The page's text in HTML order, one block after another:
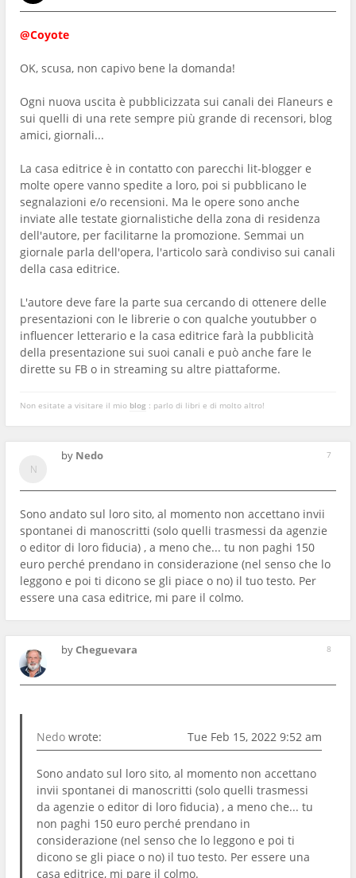
@Coyote
OK, scusa, non capivo bene la domanda!
Ogni nuova uscita è pubblicizzata sui canali dei Flaneurs e
sui quelli di una rete sempre più grande di recensori, blog
amici, giornali...
La casa editrice è in contatto con parecchi lit-blogger e
molte opere vanno spedite a loro, poi si pubblicano le
segnalazioni e/o recensioni. Ma le opere sono anche
inviate alle testate giornalistiche della zona di residenza
dell'autore, per facilitarne la promozione. Semmai un
giornale parla dell'opera, l'articolo sarà condiviso sui canali
della casa editrice.
L'autore deve fare la parte sua cercando di ottenere delle
presentazioni con le librerie o con qualche youtubber o
influencer letterario e la casa editrice farà la pubblicità
della presentazione sui suoi canali e può anche fare le
dirette su FB o in streaming su altre piattaforme.
Non esitate a visitare il mio blog : parlo di libri e di molto altro!
7
by Nedo
Sono andato sul loro sito, al momento non accettano invii
spontanei di manoscritti (solo quelli trasmessi da agenzie
o editor di loro fiducia) , a meno che... tu non paghi 150
euro perché prendano in considerazione (nel senso che lo
leggono e poi ti dicono se gli piace o no) il tuo testo. Per
essere una casa editrice, mi pare il colmo.
8
byCheguevara
Nedo wrote: Tue Feb 15, 2022 9:52 am
Sono andato sul loro sito, al momento non accettano
invii spontanei di manoscritti (solo quelli trasmessi
da agenzie o editor di loro fiducia) , a meno che... tu
non paghi 150 euro perché prendano in
considerazione (nel senso che lo leggono e poi ti
dicono se gli piace o no) il tuo testo. Per essere una
casa editrice, mi pare il colmo.